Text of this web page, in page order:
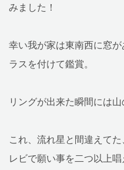
みました！
幸い我が家は東南西に窓
ラスを付けて鑑賞。
リングが出来た瞬間には
これ、流れ星と間違えて
レビで願い事を二つ以上